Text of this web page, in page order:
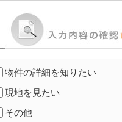
物件の詳細を知りたい
現地を見たい
その他